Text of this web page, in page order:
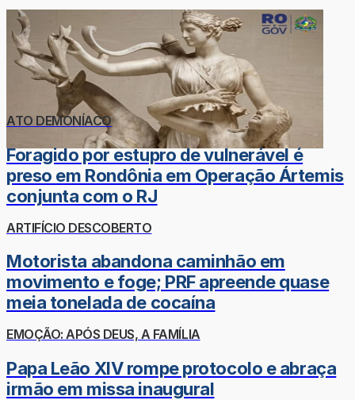
ATO DEMONÍACO
Foragido por estupro de vulnerável é
preso em Rondônia em Operação Ártemis
conjunta com o RJ
ARTIFÍCIO DESCOBERTO
Motorista abandona caminhão em
movimento e foge; PRF apreende quase
meia tonelada de cocaína
EMOÇÃO: APÓS DEUS, A FAMÍLIA
Papa Leão XIV rompe protocolo e abraça
irmão em missa inaugural